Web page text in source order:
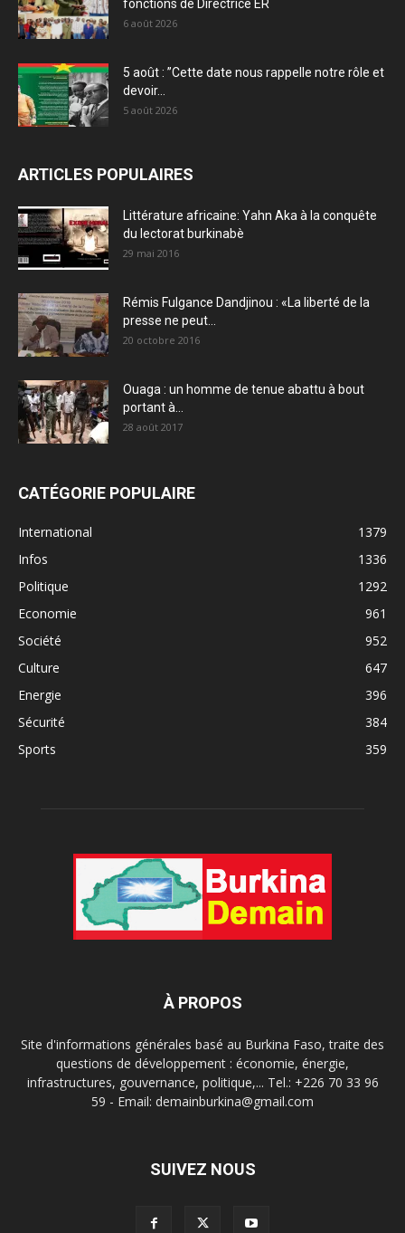
fonctions de Directrice ER
6 août 2026
5 août : ”Cette date nous rappelle notre rôle et
devoir...
5 août 2026
ARTICLES POPULAIRES
Littérature africaine: Yahn Aka à la conquête
du lectorat burkinabè
29 mai 2016
Rémis Fulgance Dandjinou : «La liberté de la
presse ne peut...
20 octobre 2016
Ouaga : un homme de tenue abattu à bout
portant à...
28 août 2017
CATÉGORIE POPULAIRE
International
1379
Infos
1336
Politique
1292
Economie
961
Société
952
Culture
647
Energie
396
Sécurité
384
Sports
359
À PROPOS
Site d'informations générales basé au Burkina Faso, traite des
questions de développement : économie, énergie,
infrastructures, gouvernance, politique,... Tel.: +226 70 33 96
59 - Email: demainburkina@gmail.com
SUIVEZ NOUS